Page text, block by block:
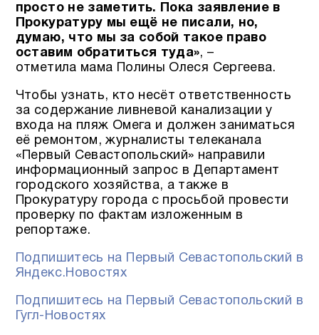
просто не заметить. Пока заявление в
Прокуратуру мы ещё не писали, но,
думаю, что мы за собой такое право
оставим обратиться туда», –
отметила мама Полины Олеся Сергеева.
Чтобы узнать, кто несёт ответственность
за содержание ливневой канализации у
входа на пляж Омега и должен заниматься
её ремонтом, журналисты телеканала
«Первый Севастопольский» направили
информационный запрос в Департамент
городского хозяйства, а также в
Прокуратуру города с просьбой провести
проверку по фактам изложенным в
репортаже.
Подпишитесь на Первый Севастопольский в
Яндекс.Новостях
Подпишитесь на Первый Севастопольский в
Гугл-Новостях